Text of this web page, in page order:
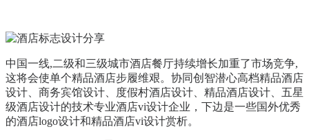
中国一线,二级和三级城市酒店餐厅持续增长加重了市场竞争,
这将会使单个精品酒店步履维艰。协同创智潜心高档精品酒店
设计、商务宾馆设计、度假村酒店设计、精品酒店设计、五星
级酒店设计的技术专业酒店vi设计企业，下边是一些国外优秀
的酒店logo设计和精品酒店vi设计赏析。